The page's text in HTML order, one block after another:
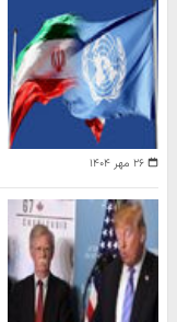
۲۶ مهر ۱۴۰۴